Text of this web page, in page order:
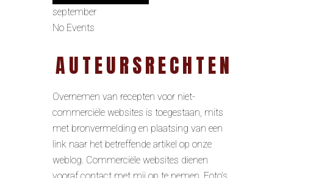
september
No Events
AUTEURSRECHTEN
Overnemen van recepten voor niet-
commerciële websites is toegestaan, mits
met bronvermelding en plaatsing van een
link naar het betreffende artikel op onze
weblog. Commerciële websites dienen